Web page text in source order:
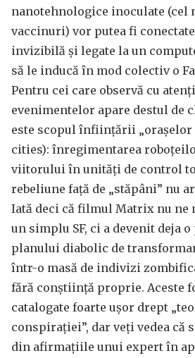
nanotehnologice inoculate (cel
vaccinuri) vor putea fi
invizibilă și legate la un
să le inducă în mod colectiv o
Pentru cei care observă cu
evenimentelor apare destul de
este scopul înființării
cities): înregimentarea
viitorului în unități de control
rebeliune față de „stăpâni” nu
Iată deci că filmul Matrix nu ne
un simplu SF, ci a devenit deja
planului diabolic de
într-o masă de indivizi
fără conștiință proprie. Aceste
catalogate foarte ușor drept
conspirației”, dar veți vedea că
din afirmațiile unui expert în